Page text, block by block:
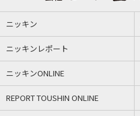
ニッキン
ニッキンレポート
ニッキンONLINE
REPORT TOUSHIN ONLINE